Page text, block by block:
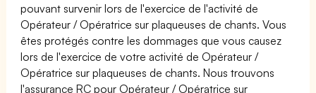
pouvant survenir lors de l'exercice de l'activité de
Opérateur / Opératrice sur plaqueuses de chants. Vous
êtes protégés contre les dommages que vous causez
lors de l'exercice de votre activité de Opérateur /
Opératrice sur plaqueuses de chants. Nous trouvons
l'assurance RC pour Opérateur / Opératrice sur